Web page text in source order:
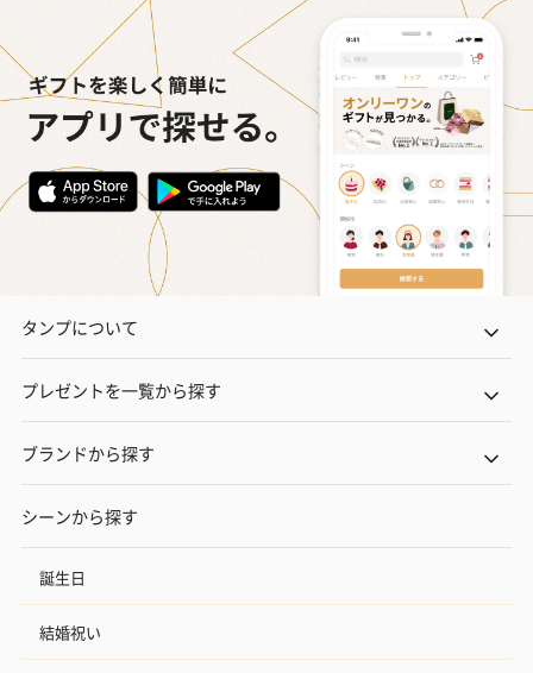
プレミアムビール イネ
ディット（712円）
実楽山田錦 特別純米
酒（655円）
ジョニ－ウ
ブラック１２
円）
おつまみ・その他
お酒にぴったりのおつまみ・サプリを同梱してお届けいたしま
す。
いぶりがっことチーズ
のオイル漬（981円）
タンプについて
プレゼントを一覧から探す
ブランドから探す
シーンから探す
誕生日
結婚祝い